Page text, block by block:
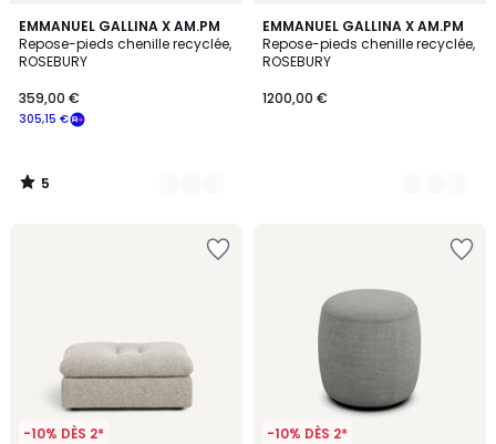
EMMANUEL GALLINA X AM.PM
Repose-pieds chenille recyclée,
ROSEBURY
305,15 €
359,00 €
5
/
5
3
Couleurs
5
/
EMMANUEL GALLINA X AM.PM
Repose-pieds chenille recyclée,
ROSEBURY
1200,00 €
3
Couleurs
-10% DÈS 2* -10% DÈS 2*